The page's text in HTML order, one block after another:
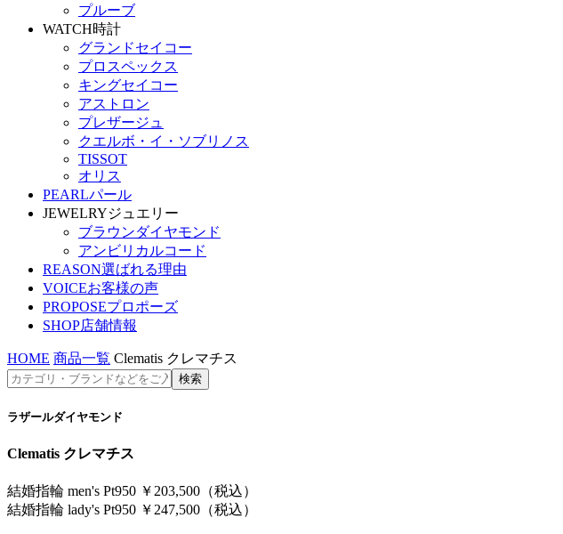
プルーブ
WATCH時計
グランドセイコー
プロスペックス
キングセイコー
アストロン
プレザージュ
クエルボ・イ・ソブリノス
TISSOT
オリス
PEARLパール
JEWELRYジュエリー
ブラウンダイヤモンド
アンビリカルコード
REASON選ばれる理由
VOICEお客様の声
PROPOSEプロポーズ
SHOP店舗情報
HOME 商品一覧 Clematis クレマチス
ラザールダイヤモンド
Clematis クレマチス
結婚指輪 men's Pt950 ￥203,500（税込）
結婚指輪 lady's Pt950 ￥247,500（税込）